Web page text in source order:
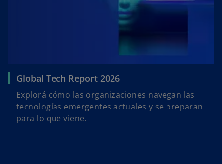
Global Tech Report 2026
Explorá cómo las organizaciones navegan las
tecnologías emergentes actuales y se preparan
para lo que viene.